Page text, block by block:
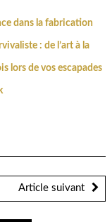
dans la fabrication
: de l’art à la
lors de vos escapades
Article suivant